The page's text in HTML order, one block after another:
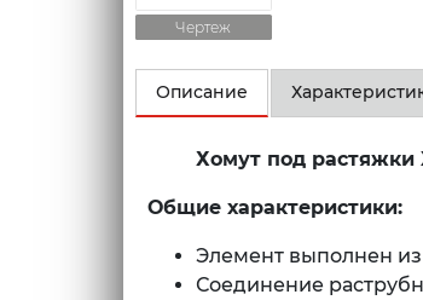
Чертеж
Описание
Хомут под растяжки
Общие характеристики:
Элемент выполнен
Соединение